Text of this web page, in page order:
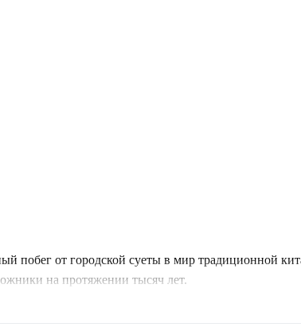
побег от городской суеты в мир традиционной
на протяжении тысяч лет.